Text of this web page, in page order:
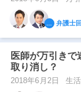
弁護士
医師が万引き
取り消し？
2018年6月2日 生